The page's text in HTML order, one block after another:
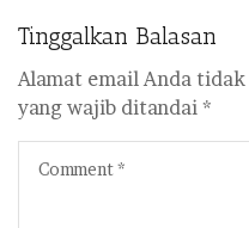
Tinggalkan Balasan
Alamat email Anda
yang wajib ditandai *